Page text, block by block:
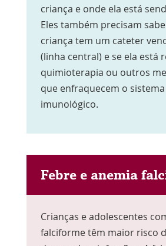
criança e onde ela está
Eles também precisam
criança tem um cateter
(linha central) e se ela está
quimioterapia ou outros
que enfraquecem o sistema
imunológico.
Febre e anemia
Crianças e adolescentes
falciforme têm maior risco